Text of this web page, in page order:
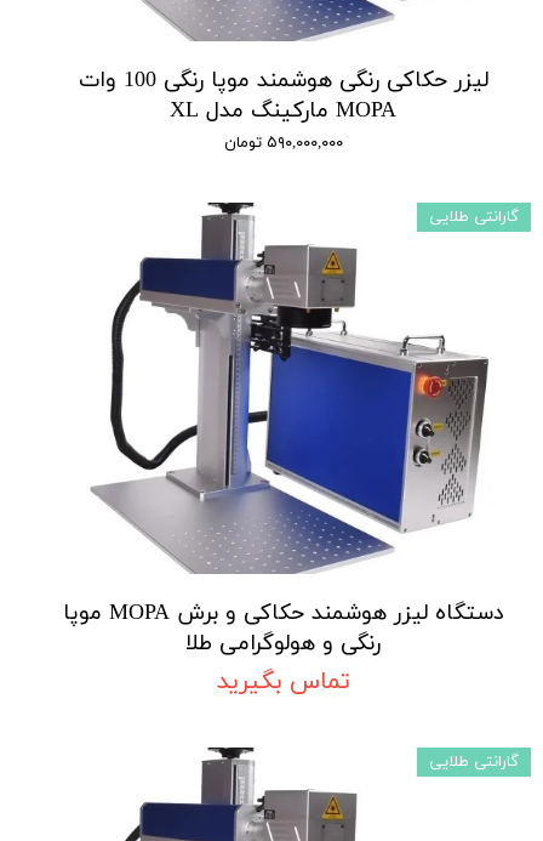
لیزر حکاکی رنگی هوشمند موپا رنگی 100 وات
MOPA مارکینگ مدل XL
۵۹۰,۰۰۰,۰۰۰ تومان
دستگاه لیزر هوشمند حکاکی و برش MOPA موپا
رنگی و هولوگرامی طلا
تماس بگیرید
گارانتی طلایی
گارانتی طلایی